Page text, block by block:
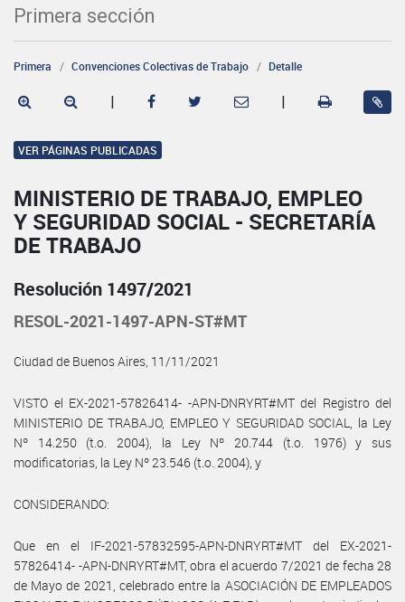
Primera sección
Primera Convenciones Colectivas de Trabajo Detalle
| |
VER PÁGINAS PUBLICADAS
MINISTERIO DE TRABAJO, EMPLEO
Y SEGURIDAD SOCIAL - SECRETARÍA
DE TRABAJO
Resolución 1497/2021
RESOL-2021-1497-APN-ST#MT
Ciudad de Buenos Aires, 11/11/2021
VISTO el EX-2021-57826414- -APN-DNRYRT#MT del Registro del
MINISTERIO DE TRABAJO, EMPLEO Y SEGURIDAD SOCIAL, la Ley
Nº 14.250 (t.o. 2004), la Ley Nº 20.744 (t.o. 1976) y sus
modificatorias, la Ley Nº 23.546 (t.o. 2004), y
CONSIDERANDO:
Que en el IF-2021-57832595-APN-DNRYRT#MT del EX-2021-
57826414- -APN-DNRYRT#MT, obra el acuerdo 7/2021 de fecha 28
de Mayo de 2021, celebrado entre la ASOCIACIÓN DE EMPLEADOS